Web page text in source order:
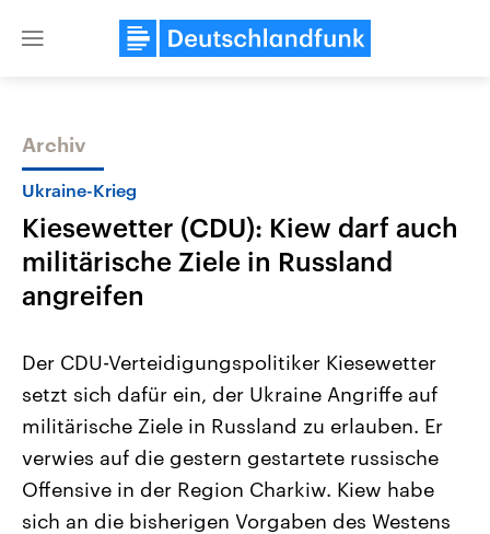
Close
Themen
2026
Alle Informationen
Sachsen-Anhalt wählt am 6.
September 2026 einen neuen
Landtag. Seit 2021 wird das
Bundesland von einer Koalition aus
CDU, SPD und FDP regiert.-
Umfragen, Prognosen,
Aktuelle Beiträge,
Hintergründe
Wirtschaftlich und
gehören die Vereinigten
den mächtigsten Ländern
mit großem Einfluss auf
Archiv
Ukraine-Krieg
Kiesewetter (CDU): Kiew darf auch
militärische Ziele in Russland
angreifen
Der CDU-Verteidigungspolitiker Kiesewetter
setzt sich dafür ein, der Ukraine Angriffe auf
militärische Ziele in Russland zu erlauben. Er
verwies auf die gestern gestartete russische
Offensive in der Region Charkiw. Kiew habe
sich an die bisherigen Vorgaben des Westens